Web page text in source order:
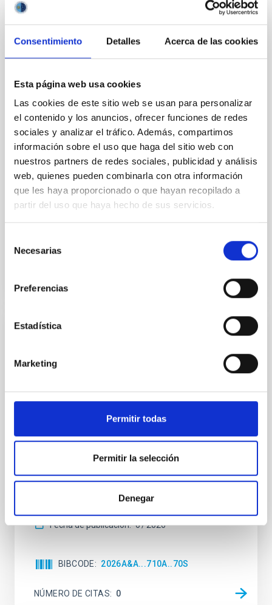
Consentimiento Detalles Acerca de las cookies
Esta página web usa cookies
Las cookies de este sitio web se usan para personalizar
el contenido y los anuncios, ofrecer funciones de redes
sociales y analizar el tráfico. Además, compartimos
información sobre el uso que haga del sitio web con
nuestros partners de redes sociales, publicidad y análisis
web, quienes pueden combinarla con otra información
que les haya proporcionado o que hayan recopilado a
partir del uso que haya hecho de sus servicios.
Necesarias
Preferencias
Estadística
Marketing
Permitir todas
Permitir la selección
Denegar
CON ÁRBITRO
The impact of star formation histories on
the inner dark matter density slopes of
star formation histories (SFHs) and the inner dark
matter density profiles of simulated galaxies. In
particular, we tested whether the burstiness and
temporal distribution of star formation influence the
formation of cored versus cuspy dark matter profiles.
Methods. We homogeneously analysed
Sarrato-Alós, J. et al.
BIBCODE
NÚMERO DE CITAS
Joining forces: 30 years of optical
monitoring of the Einstein Cross
We present extended optical monitoring of the
2237+0305, the Einstein Cross, including
hemispheres and using a new photometric
technique. This technique uses a region far enough
sky background level
Fecha de publicación: 6 2026
BIBCODE 2026A&A...710A..70S
NÚMERO DE CITAS 0